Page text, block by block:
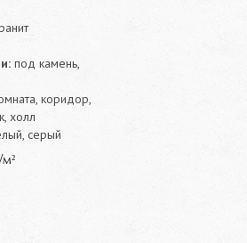
под камень,
коридор,
холл
серый